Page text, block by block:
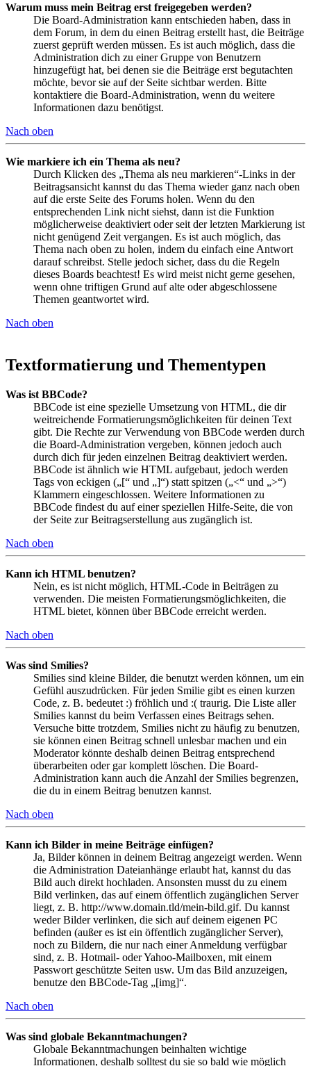
Warum muss mein Beitrag erst freigegeben werden?
Die Board-Administration kann entschieden haben, dass in
dem Forum, in dem du einen Beitrag erstellt hast, die Beiträge
zuerst geprüft werden müssen. Es ist auch möglich, dass die
Administration dich zu einer Gruppe von Benutzern
hinzugefügt hat, bei denen sie die Beiträge erst begutachten
möchte, bevor sie auf der Seite sichtbar werden. Bitte
kontaktiere die Board-Administration, wenn du weitere
Informationen dazu benötigst.
Nach oben
Wie markiere ich ein Thema als neu?
Durch Klicken des „Thema als neu markieren“-Links in der
Beitragsansicht kannst du das Thema wieder ganz nach oben
auf die erste Seite des Forums holen. Wenn du den
entsprechenden Link nicht siehst, dann ist die Funktion
möglicherweise deaktiviert oder seit der letzten Markierung ist
nicht genügend Zeit vergangen. Es ist auch möglich, das
Thema nach oben zu holen, indem du einfach eine Antwort
darauf schreibst. Stelle jedoch sicher, dass du die Regeln
dieses Boards beachtest! Es wird meist nicht gerne gesehen,
wenn ohne triftigen Grund auf alte oder abgeschlossene
Themen geantwortet wird.
Nach oben
Textformatierung und Thementypen
Was ist BBCode?
BBCode ist eine spezielle Umsetzung von HTML, die dir
weitreichende Formatierungsmöglichkeiten für deinen Text
gibt. Die Rechte zur Verwendung von BBCode werden durch
die Board-Administration vergeben, können jedoch auch
durch dich für jeden einzelnen Beitrag deaktiviert werden.
BBCode ist ähnlich wie HTML aufgebaut, jedoch werden
Tags von eckigen („[“ und „]“) statt spitzen („<“ und „>“)
Klammern eingeschlossen. Weitere Informationen zu
BBCode findest du auf einer speziellen Hilfe-Seite, die von
der Seite zur Beitragserstellung aus zugänglich ist.
Nach oben
Kann ich HTML benutzen?
Nein, es ist nicht möglich, HTML-Code in Beiträgen zu
verwenden. Die meisten Formatierungsmöglichkeiten, die
HTML bietet, können über BBCode erreicht werden.
Nach oben
Was sind Smilies?
Smilies sind kleine Bilder, die benutzt werden können, um ein
Gefühl auszudrücken. Für jeden Smilie gibt es einen kurzen
Code, z. B. bedeutet :) fröhlich und :( traurig. Die Liste aller
Smilies kannst du beim Verfassen eines Beitrags sehen.
Versuche bitte trotzdem, Smilies nicht zu häufig zu benutzen,
sie können einen Beitrag schnell unlesbar machen und ein
Moderator könnte deshalb deinen Beitrag entsprechend
überarbeiten oder gar komplett löschen. Die Board-
Administration kann auch die Anzahl der Smilies begrenzen,
die du in einem Beitrag benutzen kannst.
Nach oben
Kann ich Bilder in meine Beiträge einfügen?
Ja, Bilder können in deinem Beitrag angezeigt werden. Wenn
die Administration Dateianhänge erlaubt hat, kannst du das
Bild auch direkt hochladen. Ansonsten musst du zu einem
Bild verlinken, das auf einem öffentlich zugänglichen Server
liegt, z. B. http://www.domain.tld/mein-bild.gif. Du kannst
weder Bilder verlinken, die sich auf deinem eigenen PC
befinden (außer es ist ein öffentlich zugänglicher Server),
noch zu Bildern, die nur nach einer Anmeldung verfügbar
sind, z. B. Hotmail- oder Yahoo-Mailboxen, mit einem
Passwort geschützte Seiten usw. Um das Bild anzuzeigen,
benutze den BBCode-Tag „[img]“.
Nach oben
Was sind globale Bekanntmachungen?
Globale Bekanntmachungen beinhalten wichtige
Informationen, deshalb solltest du sie so bald wie möglich